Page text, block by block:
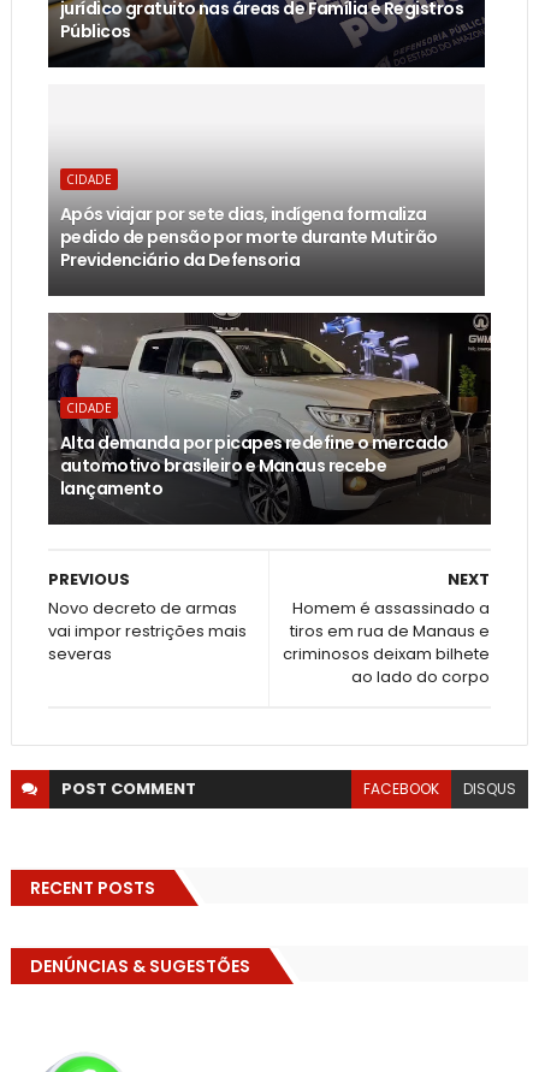
jurídico gratuito nas áreas de Família e Registros
Públicos
CIDADE
Após viajar por sete dias, indígena formaliza
pedido de pensão por morte durante Mutirão
Previdenciário da Defensoria
CIDADE
Alta demanda por picapes redefine o mercado
automotivo brasileiro e Manaus recebe
lançamento
NEXT
Homem é assassinado a
tiros em rua de Manaus e
criminosos deixam bilhete
ao lado do corpo
PREVIOUS
Novo decreto de armas
vai impor restrições mais
severas
POST COMMENT FACEBOOK DISQUS
RECENT POSTS
DENÚNCIAS & SUGESTÕES